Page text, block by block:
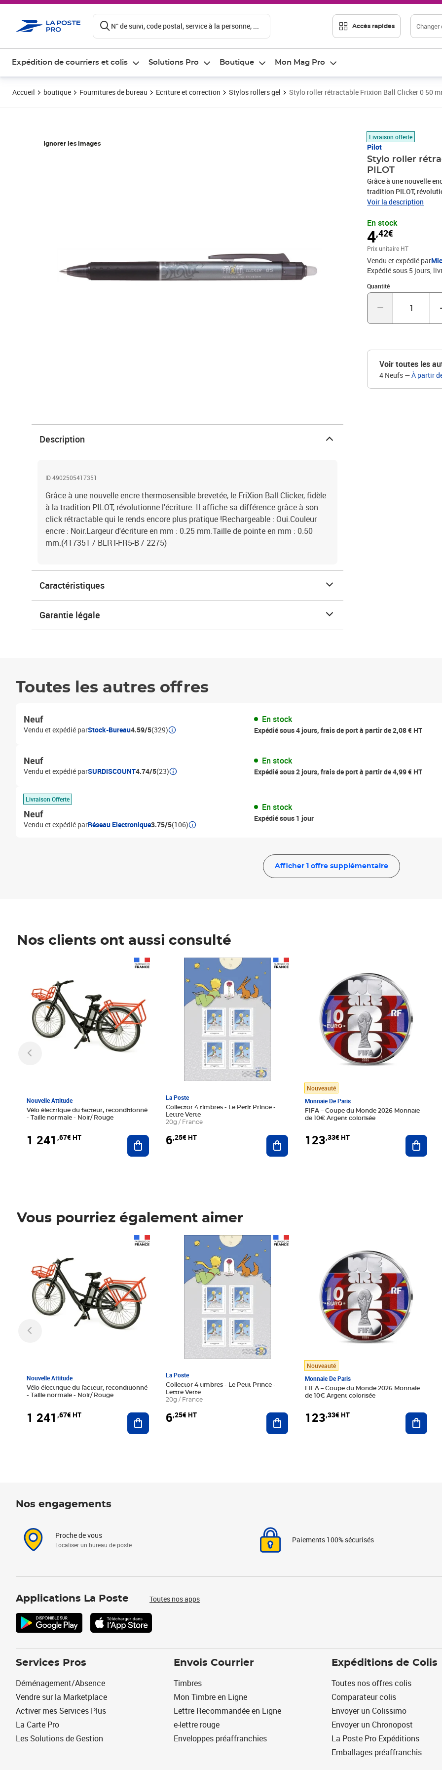
N° de suivi, code postal, service à la personne, ... Accès rapides Changer
Expédition de courriers et colis Solutions Pro Boutique Mon Mag Pro
Accueil boutique Fournitures de bureau Ecriture et correction Stylos rollers gel Stylo roller rétractable Frixion Ball Clicker 0 50
Ignorer les images
Livraison offerte
Pilot
Stylo roller
PILOT
Grâce à une nouvelle
tradition PILOT,
rétractable qui le rends
BLRT-FR5-B / 2275)
Voir la description
En stock
4,42€
Prix 4,42€
Prix unitaire HT
Vendu et expédié par
Expédié sous 5 jours
Quantité
Quantité : 1
Voir toutes les
4 Neufs —À partir
Description
ID 4902505417351
Grâce à une nouvelle encre thermosensible brevetée, le FriXion Ball Clicker, fidèle
à la tradition PILOT, révolutionne l'écriture. Il affiche sa différence grâce à son
click rétractable qui le rends encore plus pratique !Rechargeable : Oui.Couleur
encre : Noir.Largeur d'écriture en mm : 0.25 mm.Taille de pointe en mm : 0.50
mm.(417351 / BLRT-FR5-B / 2275)
Caractéristiques
Garantie légale
Toutes les autres offres
Neuf
Vendu et expédié parStock-Bureau4.59/5(329)
En stock
Expédié sous 4 jours, frais de port à partir de 2,08 € HT
Neuf
Vendu et expédié parSURDISCOUNT4.74/5(23)
En stock
Expédié sous 2 jours, frais de port à partir de 4,99 € HT
Livraison Offerte
Neuf
Vendu et expédié parRéseau Electronique3.75/5(106)
En stock
Expédié sous 1 jour
Afficher 1 offre supplémentaire
Nos clients ont aussi consulté
Nouvelle Attitude
Vélo électrique du facteur, reconditionné
- Taille normale - Noir/ Rouge
1 241 ,67€ HT Ajouter au panier
La Poste
Collector 4 timbres - Le Petit Prince -
Lettre Verte
20g / France
6,25€ HT
Prix 6,25€ HT
Ajouter au panier
Nouveauté
Monnaie De Paris
FIFA – Coupe du Monde 2026 Monnaie
de 10€ Argent colorisée
123,33€ HT
Vous pourriez également aimer
Nouvelle Attitude
Vélo électrique du facteur, reconditionné
- Taille normale - Noir/ Rouge
1 241 ,67€ HT Ajouter au panier
La Poste
Collector 4 timbres - Le Petit Prince -
Lettre Verte
20g / France
6,25€ HT
Prix 6,25€ HT
Ajouter au panier
Nouveauté
Monnaie De Paris
FIFA – Coupe du Monde 2026 Monnaie
de 10€ Argent colorisée
123,33€ HT
Nos engagements
Proche de vous
Localiser un bureau de poste
Paiements 100% sécurisés
Applications La Poste Toutes nos apps
Services Pros
Déménagement/Absence
Vendre sur la Marketplace
Activer mes Services Plus
La Carte Pro
Les Solutions de Gestion
Envois Courrier
Timbres
Mon Timbre en Ligne
Lettre Recommandée en Ligne
e-lettre rouge
Enveloppes préaffranchies
Expéditions de Colis
Toutes nos offres colis
Comparateur colis
Envoyer un Colissimo
Envoyer un Chronopost
La Poste Pro Expéditions
Emballages préaffranchis